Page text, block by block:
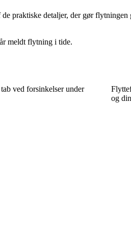
praktiske detaljer, der gør
meldt flytning i tide.
ved forsinkelser under
og